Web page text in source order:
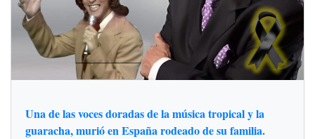
Una de las voces doradas de la música tropical y la
guaracha, murió en España rodeado de su familia.